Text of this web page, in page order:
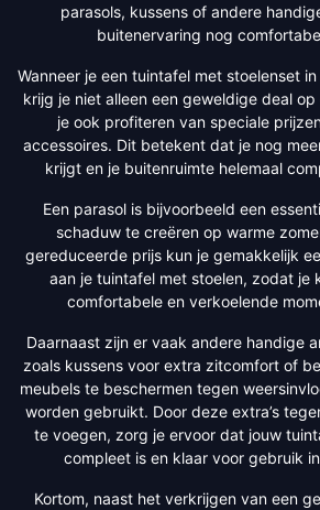
parasols, kussens of andere
buitenervaring nog
Wanneer je een tuintafel met stoelenset
krijg je niet alleen een geweldige deal
je ook profiteren van speciale
accessoires. Dit betekent dat je nog
krijgt en je buitenruimte helemaal
Een parasol is bijvoorbeeld een
schaduw te creëren op warme
gereduceerde prijs kun je gemakkelijk
aan je tuintafel met stoelen, zodat je
comfortabele en verkoelende
Daarnaast zijn er vaak andere handige
zoals kussens voor extra zitcomfort of
meubels te beschermen tegen
worden gebruikt. Door deze extra’s
te voegen, zorg je ervoor dat jouw
compleet is en klaar voor gebruik
Kortom, naast het verkrijgen van een